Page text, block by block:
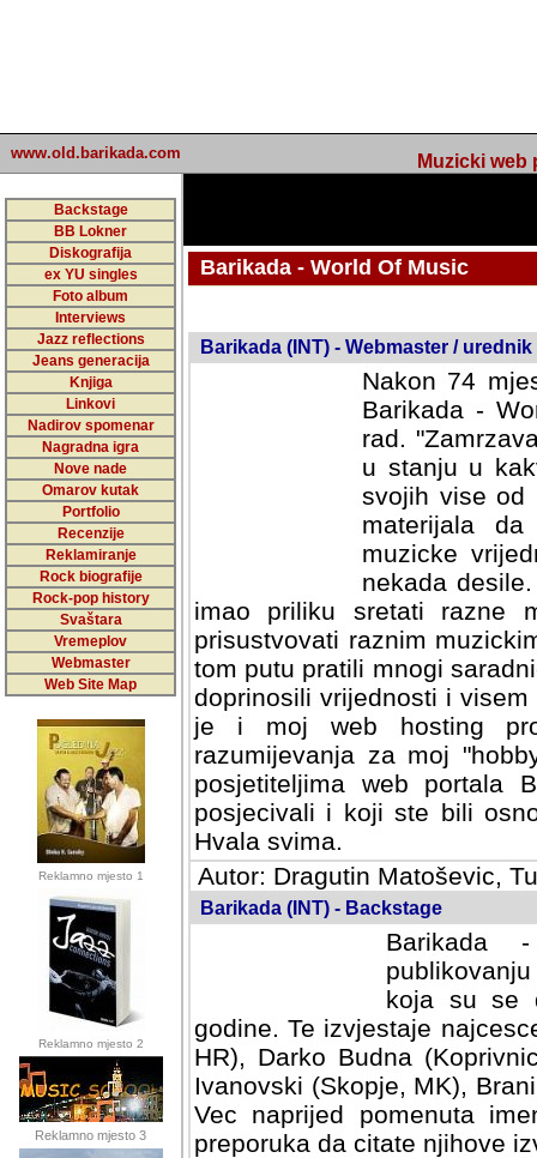
www.old.barikada.com Muzicki web
Backstage
BB Lokner
Diskografija
ex YU singles
Foto album
Interviews
Jazz reflections
Jeans generacija
Knjiga
Linkovi
Nadirov spomenar
Nagradna igra
Nove nade
Omarov kutak
Portfolio
Recenzije
Reklamiranje
Rock biografije
Rock-pop history
Svaštara
Vremeplov
Webmaster
Web Site Map
Reklamno mjesto 1
Reklamno mjesto 2
Reklamno mjesto 3
Barikada - World Of Music
Barikada (INT) - Webmaster / urednik
Nakon 74
Barikada -
rad.
u stanju u
svojih vise od
materijala
muzicke
nekada
imao priliku sretati razne
prisustvovati raznim
tom putu pratili mnogi
doprinosili vrijednosti i
je i moj web hosting
razumijevanja za moj
posjetiteljima web portala
posjecivali i koji ste bili
Hvala svima.
Autor: Dragutin Matoševic,
Barikada (INT) - Backstage
Barikada
koja su se
godine. Te izvjestaje
HR), Darko Budna
Ivanovski (Skopje, MK),
Vec naprijed pomenuta
preporuka da citate njihove